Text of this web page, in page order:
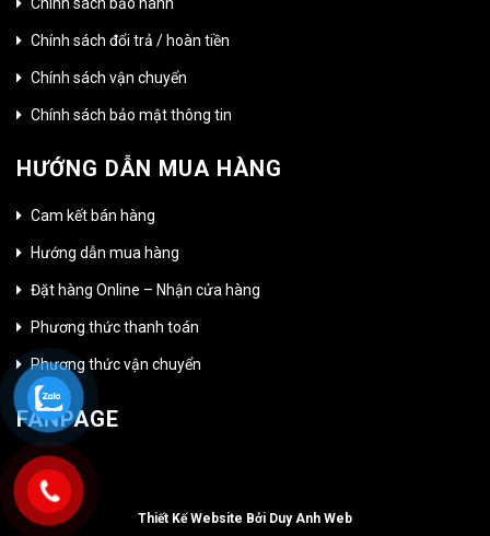
Chính sách đổi trả / hoàn tiền
Chính sách vận chuyển
Chính sách bảo mật thông tin
HƯỚNG DẪN MUA HÀNG
Cam kết bán hàng
Hướng dẫn mua hàng
Đặt hàng Online – Nhận cửa hàng
Phương thức thanh toán
Phương thức vận chuyển
FANPAGE
Thiết Kế Website Bởi Duy Anh Web